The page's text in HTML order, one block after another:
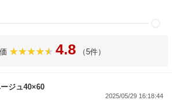
4.8 （5件）
ジュ40×60
2025/05/29 16:18:44